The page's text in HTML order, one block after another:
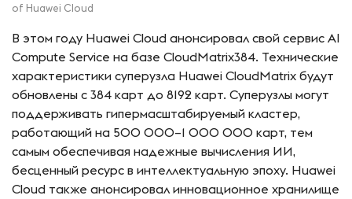
of Huawei Cloud
В этом году Huawei Cloud анонсировал свой сервис AI
Compute Service на базе CloudMatrix384. Технические
характеристики суперузла Huawei CloudMatrix будут
обновлены с 384 карт до 8192 карт. Суперузлы могут
поддерживать гипермасштабируемый кластер,
работающий на 500 000–1 000 000 карт, тем
самым обеспечивая надежные вычисления ИИ,
бесценный ресурс в интеллектуальную эпоху. Huawei
Cloud также анонсировал инновационное хранилище